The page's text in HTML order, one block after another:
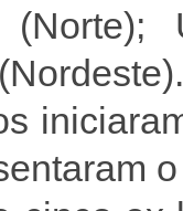
(Norte);